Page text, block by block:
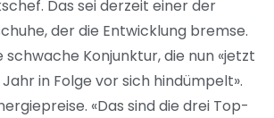
Das sei derzeit einer der
der die Entwicklung bremse.
schwache Konjunktur, die nun «jetzt
in Folge vor sich hindümpelt».
«Das sind die drei Top-